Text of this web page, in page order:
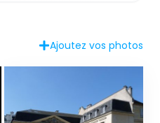
Ajoutez vos photos